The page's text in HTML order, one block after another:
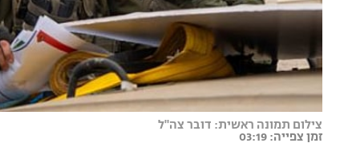
צילום תמונה ראשית: דובר צה"ל
זמן צפייה: 03:19